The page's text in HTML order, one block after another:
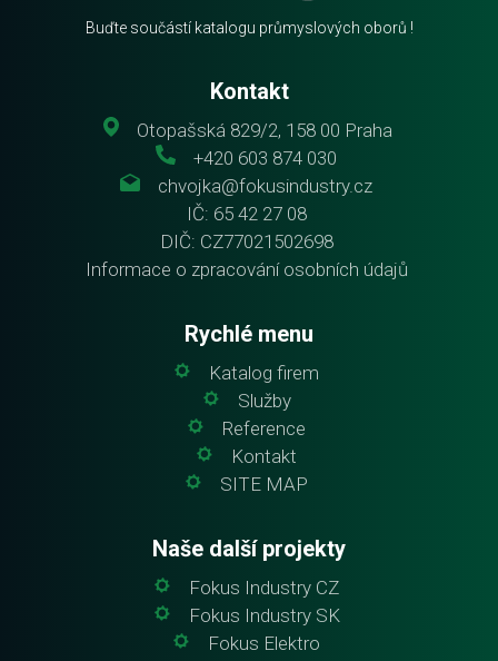
Buďte součástí katalogu průmyslových oborů !
Kontakt
Otopašská 829/2, 158 00 Praha
+420 603 874 030
chvojka@fokusindustry.cz
IČ: 65 42 27 08
DIČ: CZ77021502698
Informace o zpracování osobních údajů
Rychlé menu
Katalog firem
Služby
Reference
Kontakt
SITE MAP
Naše další projekty
Fokus Industry CZ
Fokus Industry SK
Fokus Elektro